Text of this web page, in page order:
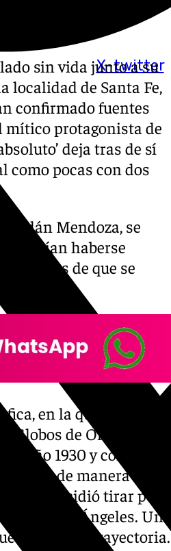
X-twitter
sin vida junto a su
localidad de Santa Fe,
confirmado fuentes
mítico protagonista de
deja tras de sí
como pocas con dos
Adán Mendoza, se
podrían haberse
de que se
en la que ha
Globos de Oro. Este
año 1930 y con una
al cine de manera
y decidió tirar por la
de Los Ángeles. Un
ha sido su trayectoria.